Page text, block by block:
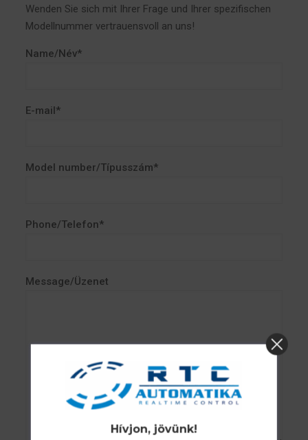
Wenden Sie sich mit Ihrer Frage und Ihrer spezifischen
Modellnummer vertrauensvoll an uns!
Name/Név*
E-mail*
Model number/Típusszám*
Phone/Telefon*
Message/Üzenet
Hívjon, jövünk!